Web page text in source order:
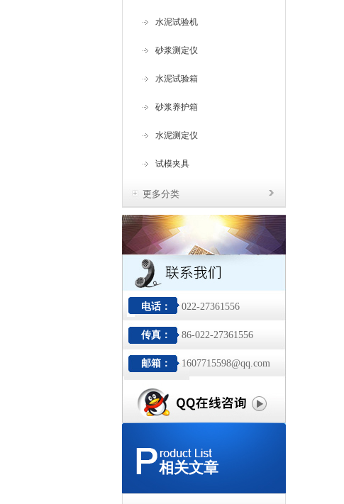
水泥试验机
砂浆测定仪
水泥试验箱
砂浆养护箱
水泥测定仪
试模夹具
更多分类
电话： 022-27361556
传真： 86-022-27361556
邮箱： 1607715598@qq.com
相关文章